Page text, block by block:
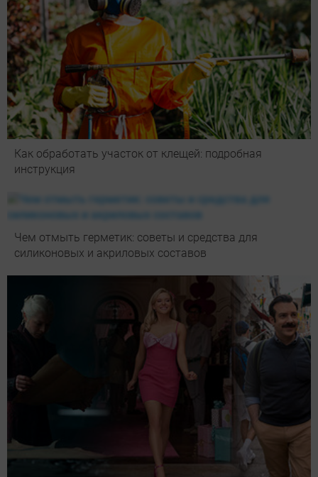
Как обработать участок от клещей: подробная
инструкция
Чем отмыть герметик: советы и средства для
силиконовых и акриловых составов